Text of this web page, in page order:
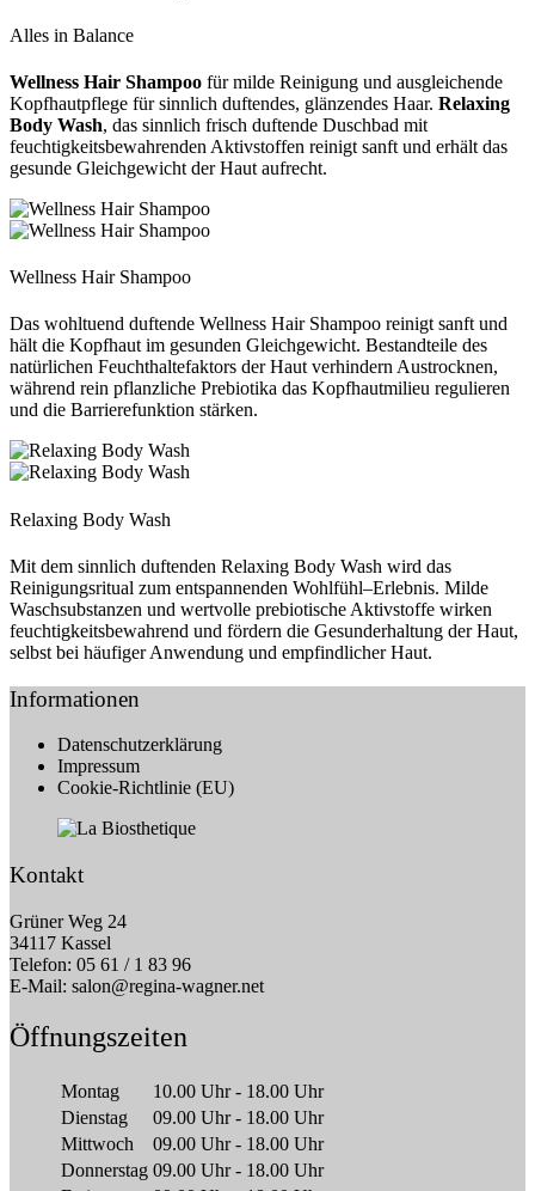
Alles in Balance
Wellness Hair Shampoo für milde Reinigung und ausgleichende
Kopfhautpflege für sinnlich duftendes, glänzendes Haar. Relaxing
Body Wash, das sinnlich frisch duftende Duschbad mit
feuchtigkeitsbewahrenden Aktivstoffen reinigt sanft und erhält das
gesunde Gleichgewicht der Haut aufrecht.
Wellness Hair Shampoo
Das wohltuend duftende Wellness Hair Shampoo reinigt sanft und
hält die Kopfhaut im gesunden Gleichgewicht. Bestandteile des
natürlichen Feuchthaltefaktors der Haut verhindern Austrocknen,
während rein pflanzliche Prebiotika das Kopfhautmilieu regulieren
und die Barrierefunktion stärken.
Relaxing Body Wash
Mit dem sinnlich duftenden Relaxing Body Wash wird das
Reinigungsritual zum entspannenden Wohlfühl–Erlebnis. Milde
Waschsubstanzen und wertvolle prebiotische Aktivstoffe wirken
feuchtigkeitsbewahrend und fördern die Gesunderhaltung der Haut,
selbst bei häufiger Anwendung und empfindlicher Haut.
Informationen
Datenschutzerklärung
Impressum
Cookie-Richtlinie (EU)
Kontakt
Grüner Weg 24
34117 Kassel
Telefon: 05 61 / 1 83 96
E-Mail: salon@regina-wagner.net
Öffnungszeiten
Montag
10.00 Uhr - 18.00 Uhr
Dienstag
09.00 Uhr - 18.00 Uhr
Mittwoch
09.00 Uhr - 18.00 Uhr
Donnerstag 09.00 Uhr - 18.00 Uhr